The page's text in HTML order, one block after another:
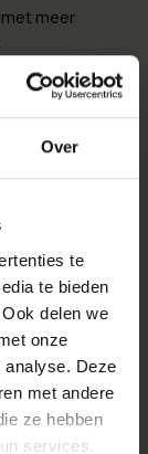
Over
te
te bieden
delen we
onze
analyse. Deze
met andere
ze hebben
services.
meer
krijgen.
samen
van de
voor